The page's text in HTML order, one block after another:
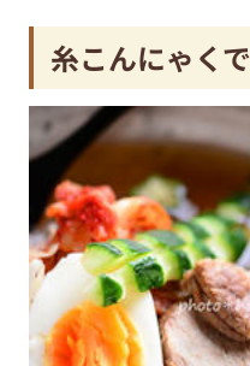
糸こんにゃく